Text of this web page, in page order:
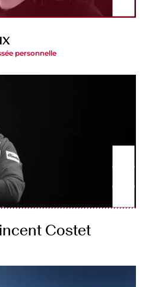
personnelle
Costet